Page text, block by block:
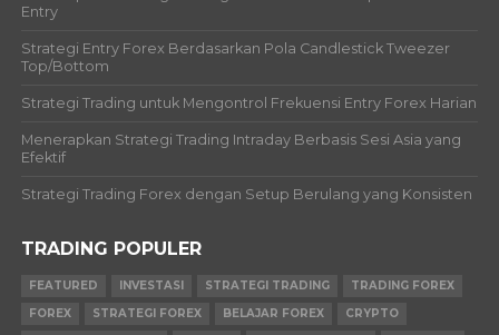
Entry
Strategi Entry Forex Berdasarkan Pola Candlestick Tweezer
Top/Bottom
Strategi Trading untuk Mengontrol Frekuensi Entry Forex Harian
Menerapkan Strategi Trading Intraday Berbasis Sesi Asia yang
Efektif
Strategi Trading Forex dengan Setup Berulang yang Konsisten
TRADING POPULER
FEATURED INVESTASI STRATEGI TRADING
TRADING FOREX
FOREX
STRATEGI FOREX BELAJAR FOREX
CRYPTO